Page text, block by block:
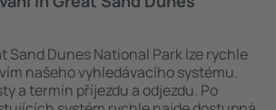
Sand Dunes National Park lze rychle
našeho vyhledávacího systému.
a termín příjezdu a odjezdu. Po